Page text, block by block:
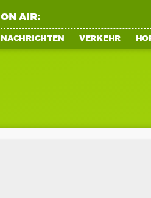
ON AIR:
NACHRICHTEN VERKEHR